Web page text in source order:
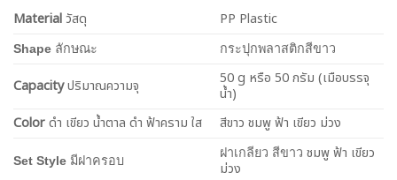
Material วัสดุ PP Plastic
Shape ลักษณะ กระปุกพลาสติกสีขาว
Capacityปริมาณความจุ
50 g หรือ 50 กรัม (เมือบรรจุ
น้ำ)
Colorดำ เขียว น้ำตาล ดำ ฟ้าคราม ใส สีขาว ชมพู ฟ้า เขียว ม่วง
Set Style มีฝาครอบ
ฝาเกลียว สีขาวชมพู ฟ้า เขียว
ม่วง